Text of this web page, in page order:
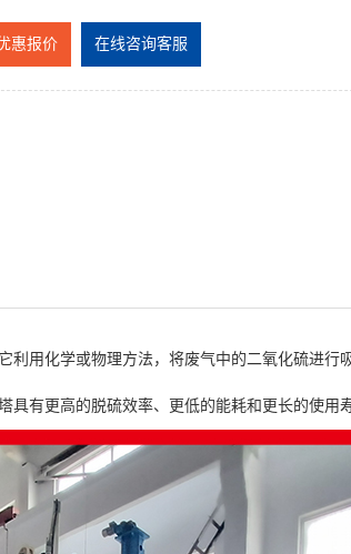
惠报价 在线咨询客服
用化学或物理方法，将废气中的二氧化硫进行
有更高的脱硫效率、更低的能耗和更长的使用寿